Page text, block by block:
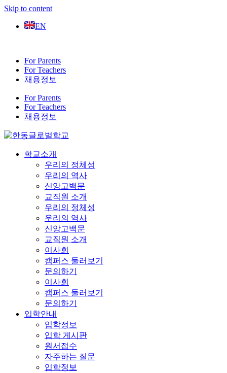
Skip to content
EN
For Parents
For Teachers
채용정보
For Parents
For Teachers
채용정보
학교소개
우리의 정체성
우리의 역사
신앙고백문
교직원 소개
우리의 정체성
우리의 역사
신앙고백문
교직원 소개
이사회
캠퍼스 둘러보기
문의하기
이사회
캠퍼스 둘러보기
문의하기
입학안내
입학정보
입학 게시판
원서접수
자주하는 질문
입학정보